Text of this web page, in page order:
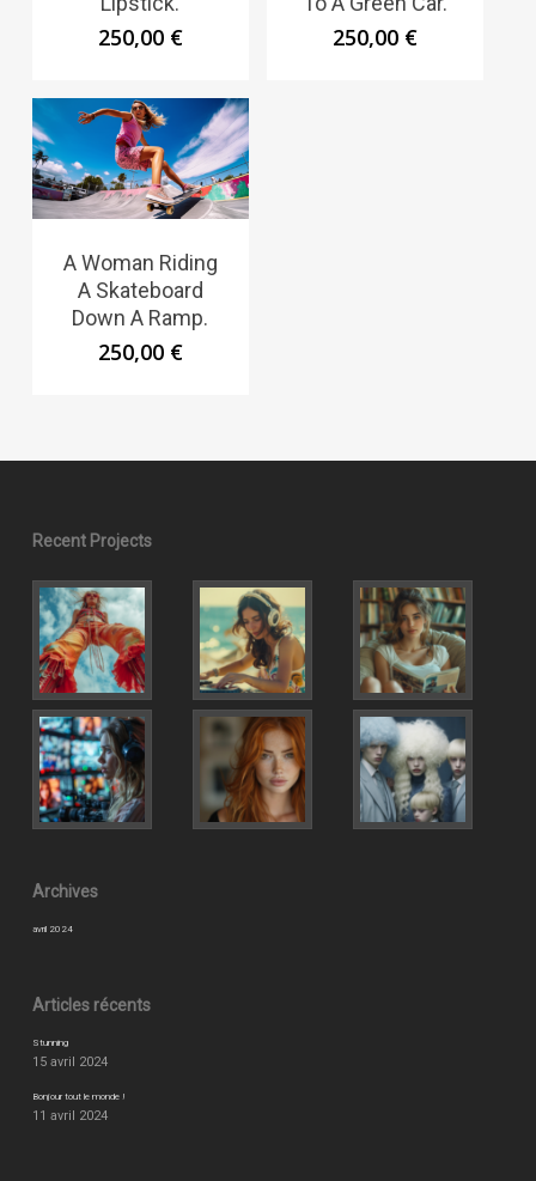
250,00 € 250,00 €
A Woman Riding
A Skateboard
Down A Ramp.
250,00 €
Recent Projects
Archives
avril 2024
Articles récents
Stunning
15 avril 2024
Bonjour tout le monde !
11 avril 2024